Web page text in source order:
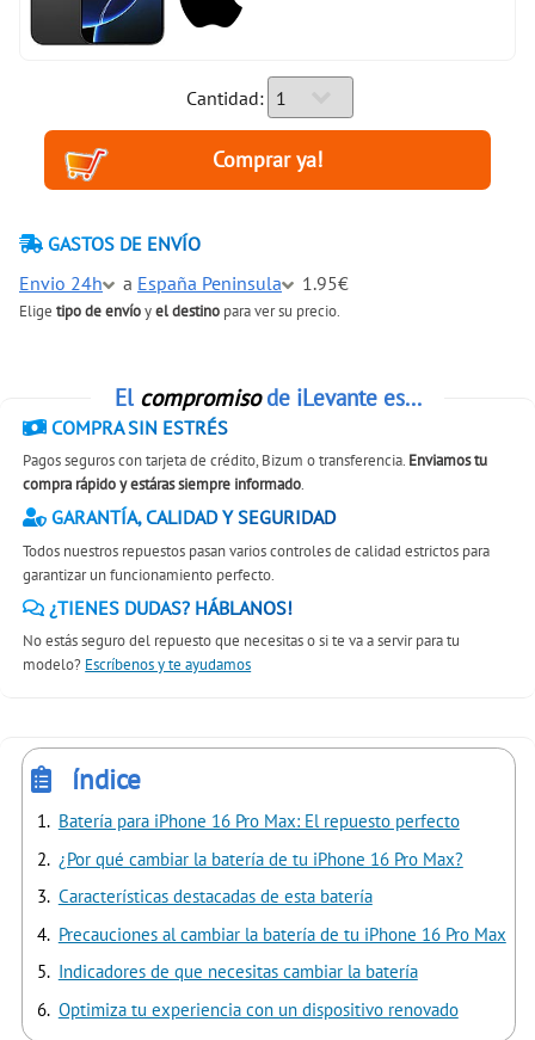
Cantidad:
GASTOS DE ENVÍO
Envio 24h
a España Peninsula 1.95€
Elige tipo de envíoyel destino para ver su precio.
El compromisode iLevante es...
COMPRA SIN ESTRÉS
Pagos seguros con tarjeta de crédito, Bizum o transferencia. Enviamos tu
compra rápido y estáras siempre informado.
GARANTÍA, CALIDAD Y SEGURIDAD
Todos nuestros repuestos pasan varios controles de calidad estrictos para
garantizar un funcionamiento perfecto.
¿TIENES DUDAS? HÁBLANOS!
No estás seguro del repuesto que necesitas o si te va a servir para tu
modelo? Escríbenos y te ayudamos
índice
Batería para iPhone 16 Pro Max: El repuesto perfecto
¿Por qué cambiar la batería de tu iPhone 16 Pro Max?
Características destacadas de esta batería
Precauciones al cambiar la batería de tu iPhone 16 Pro Max
Indicadores de que necesitas cambiar la batería
Optimiza tu experiencia con un dispositivo renovado